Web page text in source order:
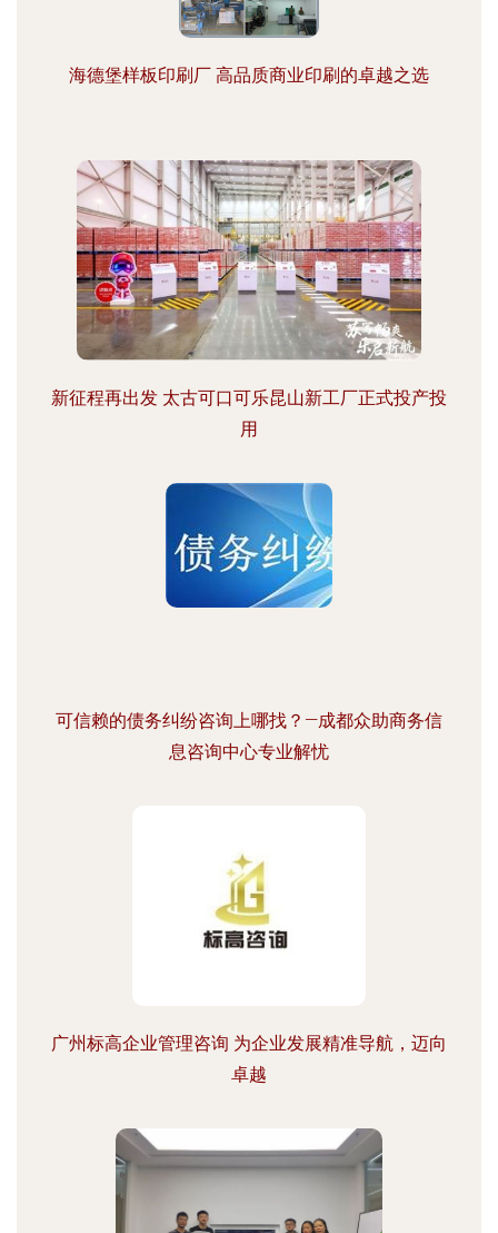
海德堡样板印刷厂 高品质商业印刷的卓越之选
新征程再出发 太古可口可乐昆山新工厂正式投产投
用
可信赖的债务纠纷咨询上哪找？—成都众助商务信
息咨询中心专业解忧
广州标高企业管理咨询 为企业发展精准导航，迈向
卓越